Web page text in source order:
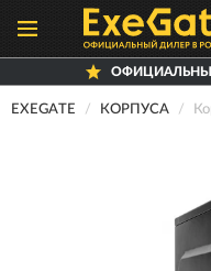
EXEGATE КОРПУСА